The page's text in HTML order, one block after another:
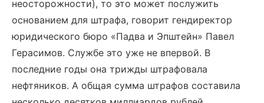
неосторожности), то это может послужить
основанием для штрафа, говорит гендиректор
юридического бюро «Падва и Эпштейн» Павел
Герасимов. Службе это уже не впервой. В
последние годы она трижды штрафовала
нефтяников. А общая сумма штрафов составила